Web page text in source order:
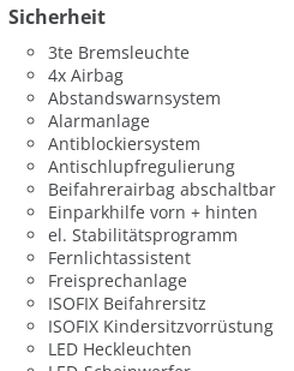
Sicherheit
3te Bremsleuchte
4x Airbag
Abstandswarnsystem
Alarmanlage
Antiblockiersystem
Antischlupfregulierung
Beifahrerairbag abschaltbar
Einparkhilfe vorn + hinten
el. Stabilitätsprogramm
Fernlichtassistent
Freisprechanlage
ISOFIX Beifahrersitz
ISOFIX Kindersitzvorrüstung
LED Heckleuchten